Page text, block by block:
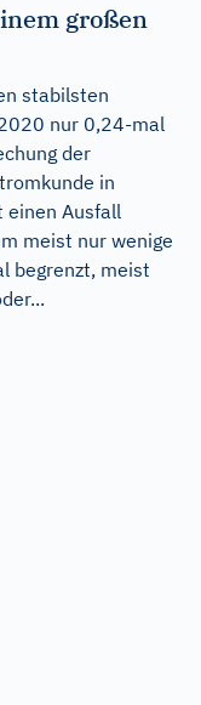
großen
stabilsten
nur 0,24-mal
der
in
einen Ausfall
meist nur wenige
begrenzt, meist